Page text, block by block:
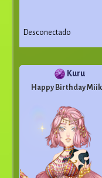
Desconectado
Kuru
Happy Birthday